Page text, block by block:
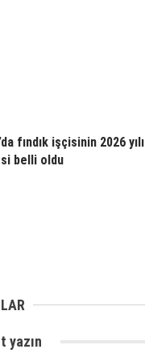
fındık işçisinin 2026 yılı
belli oldu
yazın